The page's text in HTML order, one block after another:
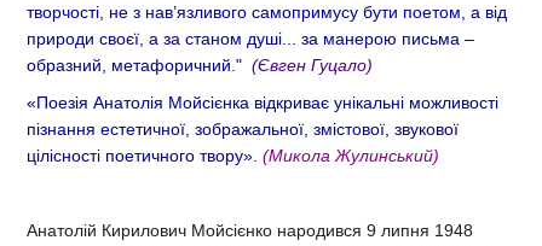
творчості, не з нав’язливого самопримусу бути поетом, а від
природи своєї, а за станом душі... за манерою письма –
образний, метафоричний." (Євген Гуцало)
«Поезія Анатолія Мойсієнка відкриває унікальні можливості
пізнання естетичної, зображальної, змістової, звукової
цілісності поетичного твору». (Микола Жулинський)
Анатолій Кирилович Мойсієнко народився 9 липня 1948